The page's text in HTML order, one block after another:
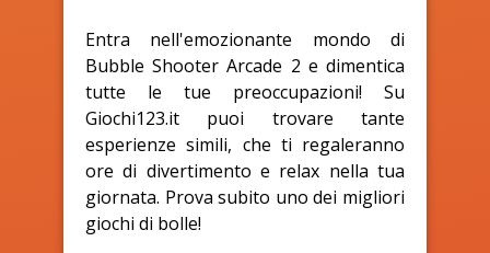
Entra nell'emozionante mondo di
Bubble Shooter Arcade 2 e dimentica
tutte le tue preoccupazioni! Su
Giochi123.it puoi trovare tante
esperienze simili, che ti regaleranno
ore di divertimento e relax nella tua
giornata. Prova subito uno dei migliori
giochi di bolle!